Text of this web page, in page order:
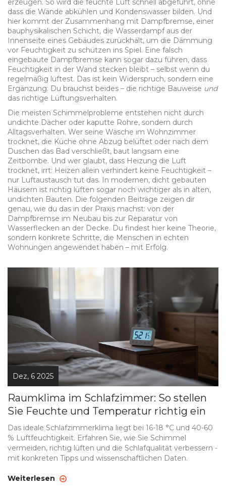
erzeugen. So wird die feuchte Luft schnell abgeführt, ohne
dass die Wände abkühlen und Kondenswasser bilden. Und
hier kommt der Zusammenhang mit Dampfbremse, einer
bauphysikalischen Schicht, die Wasserdampf aus der
Innenseite eines Gebäudes zurückhält, um die Dämmung
vor Feuchtigkeit zu schützen ins Spiel. Eine falsch
eingebaute Dampfbremse kann sogar dazu führen, dass
Feuchtigkeit in der Wand stecken bleibt – selbst wenn du
regelmäßig lüftest. Das ist kein Widerspruch, sondern eine
Ergänzung: Du brauchst beides – die richtige Bauweise und
das richtige Lüftungsverhalten.
Die meisten Schimmelprobleme entstehen nicht durch
undichte Dächer oder kaputte Rohre, sondern durch
Alltagsverhalten. Wer seine Wäsche im Wohnzimmer
trocknet, die Küche ohne Abzug belüftet oder nach dem
Duschen das Bad verschließt, baut langsam eine
Zeitbombe. Und wer glaubt, dass Heizung die Luft
trocknet, irrt: Heizen allein verhindert keine Feuchtigkeit –
nur Luftaustausch tut das. In modernen, dicht gebauten
Häusern ist richtig lüften sogar noch wichtiger als in alten,
undichten Bauten. Die folgenden Beiträge zeigen dir
genau, wie du das in der Praxis machst: von der
Dampfbremse im Neubau bis zur Reparatur von
Wasserflecken an der Decke. Du findest hier keine Theorie,
sondern konkrete Schritte, die Menschen in echten
Wohnungen angewendet haben – mit Erfolg.
Dez, 6 2025
Raumklima im Schlafzimmer: So stellen
Sie Feuchte und Temperatur richtig ein
Das ideale Schlafzimmerklima liegt bei 16-18 °C und 40-60
% Luftfeuchtigkeit. Erfahren Sie, wie Sie Schimmel
vermeiden, richtig lüften und die Schlafqualität verbessern -
mit konkreten Tipps und wissenschaftlichen Daten.
Weiterlesen